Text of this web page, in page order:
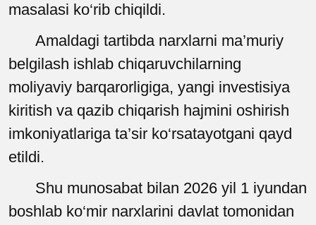
masalasi ko‘rib chiqildi.
Amaldagi tartibda narxlarni ma’muriy
belgilash ishlab chiqaruvchilarning
moliyaviy barqarorligiga, yangi investisiya
kiritish va qazib chiqarish hajmini oshirish
imkoniyatlariga ta’sir ko‘rsatayotgani qayd
etildi.
Shu munosabat bilan 2026 yil 1 iyundan
boshlab ko‘mir narxlarini davlat tomonidan